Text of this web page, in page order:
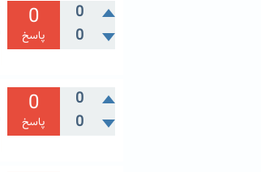
0
0
0
پاسخ
0
0
0
پاسخ